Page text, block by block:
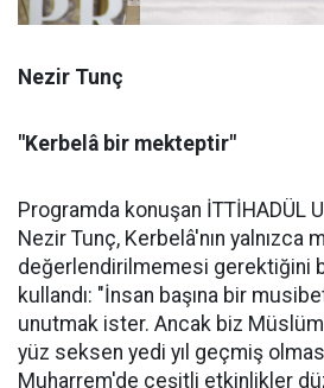
Nezir Tunç
"Kerbelâ bir mekteptir"
Programda konuşan İTTİHADÜL
Nezir Tunç, Kerbelâ'nın yalnızca
değerlendirilmemesi gerektiğini
kullandı: "İnsan başına bir
unutmak ister. Ancak biz
yüz seksen yedi yıl geçmiş
Muharrem'de çeşitli etkinlikler